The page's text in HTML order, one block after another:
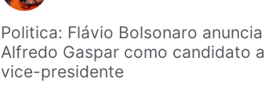
Politica: Flávio Bolsonaro anuncia
Alfredo Gaspar como candidato a
vice-presidente